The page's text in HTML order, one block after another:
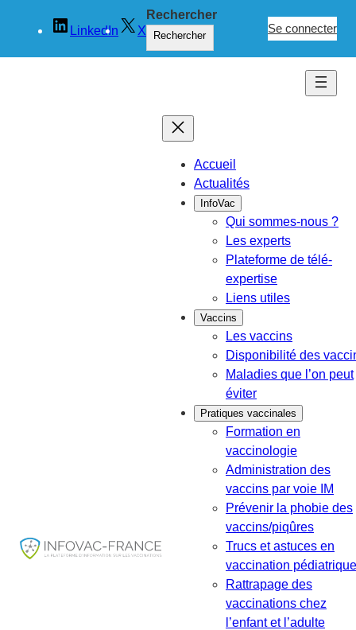
LinkedIn X
Rechercher
Rechercher
Se connecter
Accueil
Actualités
InfoVac
Qui sommes-nous ?
Les experts
Plateforme de télé-
expertise
Liens utiles
Vaccins
Les vaccins
Disponibilité des
Maladies que l’on peut
éviter
Pratiques vaccinales
Formation en
vaccinologie
Administration des
vaccins par voie IM
Prévenir la phobie des
vaccins/piqûres
Trucs et astuces en
vaccination pédiatrique
Rattrapage des
vaccinations chez
l’enfant et l’adulte